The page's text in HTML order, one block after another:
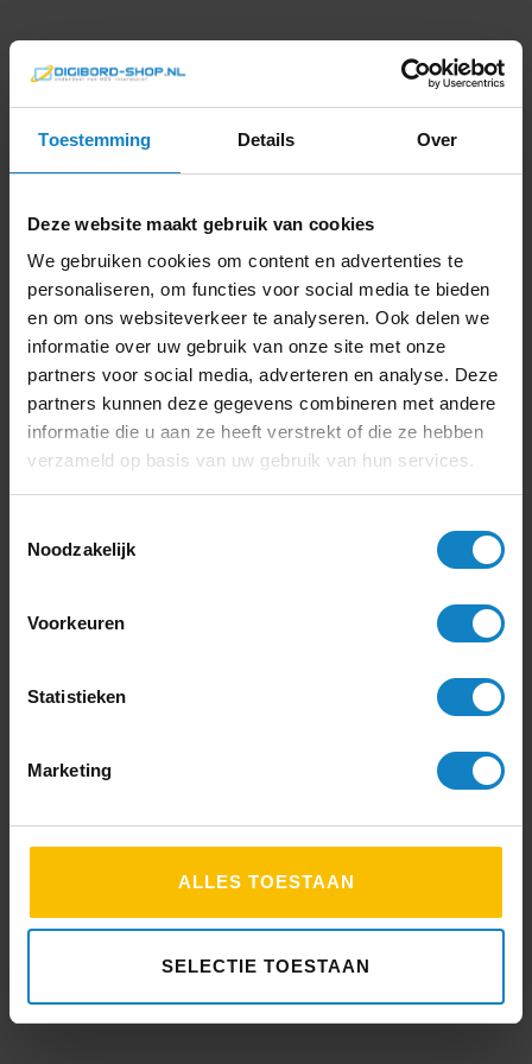
Toestemming Details Over
Deze website maakt gebruik van cookies
We gebruiken cookies om content en advertenties te
personaliseren, om functies voor social media te bieden
en om ons websiteverkeer te analyseren. Ook delen we
informatie over uw gebruik van onze site met onze
partners voor social media, adverteren en analyse. Deze
partners kunnen deze gegevens combineren met andere
informatie die u aan ze heeft verstrekt of die ze hebben
verzameld op basis van uw gebruik van hun services.
Noodzakelijk
Voorkeuren
Statistieken
Marketing
ALLES TOESTAAN
SELECTIE TOESTAAN